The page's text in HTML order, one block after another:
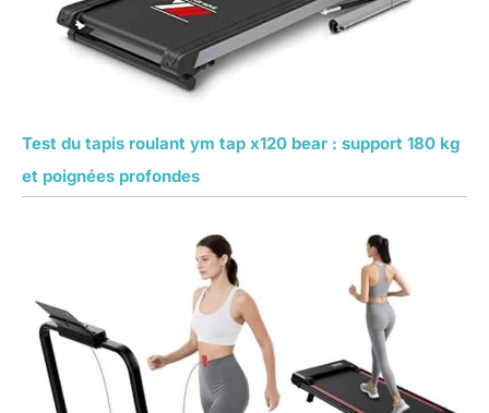
Test du tapis roulant ym tap x120 bear : support 180 kg
et poignées profondes